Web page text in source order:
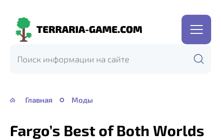
Terraria-
Главная Моды
Fargo’s Best of Both Worlds